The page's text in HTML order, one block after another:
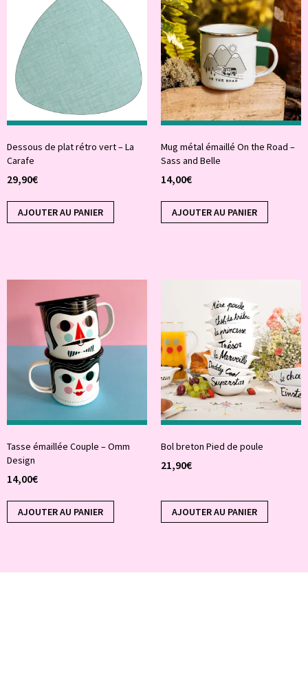
Dessous de plat rétro vert – La
Carafe
29,90€
AJOUTER AU PANIER
Mug métal émaillé On the Road –
Sass and Belle
14,00€
AJOUTER AU PANIER
Tasse émaillée Couple – Omm
Design
14,00€
AJOUTER AU PANIER
Bol breton Pied de poule
21,90€
AJOUTER AU PANIER